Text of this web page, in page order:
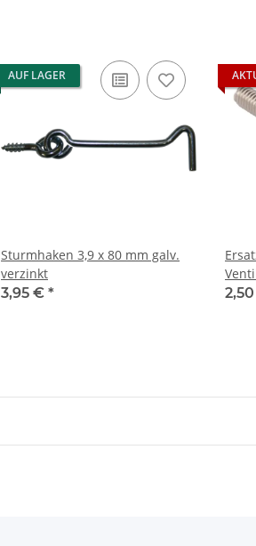
AUF LAGER
Sturmhaken 3,9 x 80 mm galv.
verzinkt
3,95 € *